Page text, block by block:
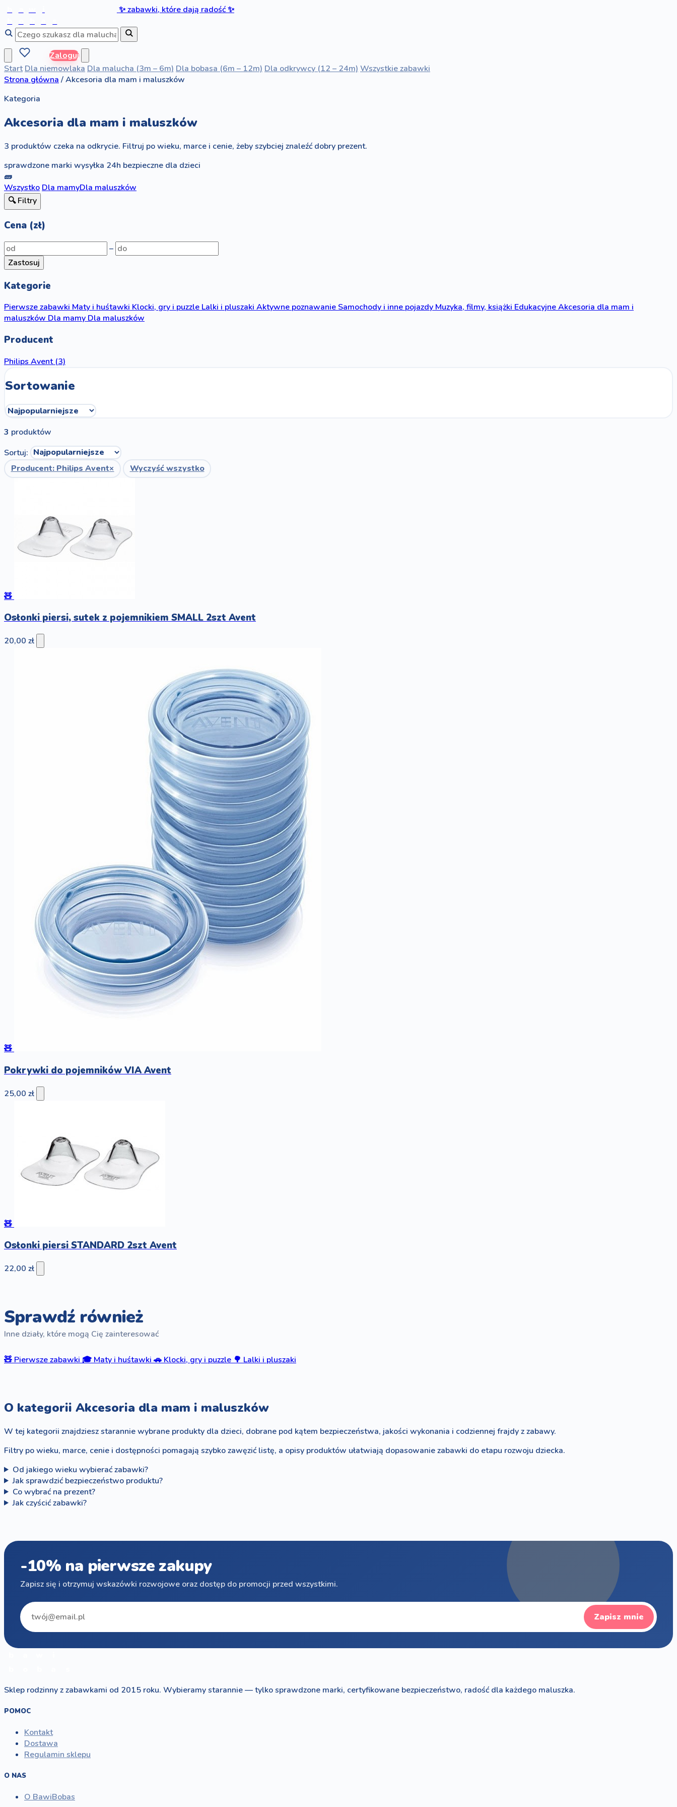
✨zabawki, które dają radość✨
Zaloguj
Start Dla niemowlaka Dla malucha (3m – 6m) Dla bobasa (6m – 12m) Dla odkrywcy (12 – 24m) Wszystkie zabawki
Strona główna /Akcesoria dla mam i maluszków
Kategoria
Akcesoria dla mam i maluszków
3 produktów czeka na odkrycie. Filtruj po wieku, marce i cenie, żeby szybciej znaleźć dobry prezent.
sprawdzone marki wysyłka 24h bezpieczne dla dzieci
🧱
Wszystko Dla mamyDla maluszków
🔍 Filtry
Cena (zł)
–
Zastosuj
Kategorie
Pierwsze zabawkiMaty i huśtawkiKlocki, gry i puzzleLalki i pluszakiAktywne poznawanieSamochody i inne pojazdyMuzyka, filmy, książkiEdukacyjneAkcesoria dla mam i
maluszkówDla mamyDla maluszków
Producent
Philips Avent (3)
Sortowanie
3 produktów
Sortuj:
Producent: Philips Avent× Wyczyść wszystko
🧸
Osłonki piersi, sutek z pojemnikiem SMALL 2szt Avent
20,00 zł
🧸
Pokrywki do pojemników VIA Avent
25,00 zł
🧸
Osłonki piersi STANDARD 2szt Avent
22,00 zł
Sprawdź również
Inne działy, które mogą Cię zainteresować
🧸 Pierwsze zabawki 🎓 Maty i huśtawki 🚗 Klocki, gry i puzzle 🌳 Lalki i pluszaki
O kategorii Akcesoria dla mam i maluszków
W tej kategorii znajdziesz starannie wybrane produkty dla dzieci, dobrane pod kątem bezpieczeństwa, jakości wykonania i codziennej frajdy z zabawy.
Filtry po wieku, marce, cenie i dostępności pomagają szybko zawęzić listę, a opisy produktów ułatwiają dopasowanie zabawki do etapu rozwoju dziecka.
Od jakiego wieku wybierać zabawki?
Jak sprawdzić bezpieczeństwo produktu?
Co wybrać na prezent?
Jak czyścić zabawki?
-10% na pierwsze zakupy
Zapisz się i otrzymuj wskazówki rozwojowe oraz dostęp do promocji przed wszystkimi.
Zapisz mnie
Sklep rodzinny z zabawkami od 2015 roku. Wybieramy starannie — tylko sprawdzone marki, certyfikowane bezpieczeństwo, radość dla każdego maluszka.
POMOC
Kontakt
Dostawa
Regulamin sklepu
O NAS
O BawiBobas